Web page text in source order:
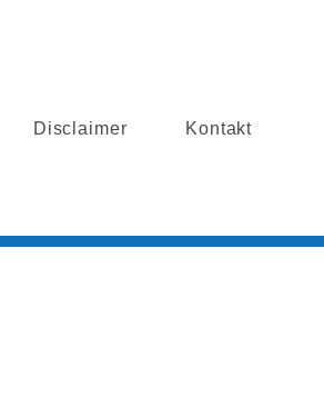
Disclaimer Kontakt